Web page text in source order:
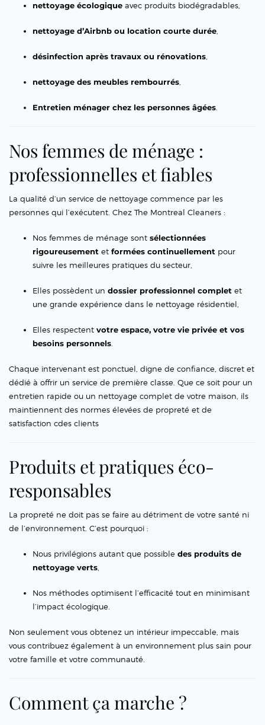
nettoyage écologique avec produits biodégradables,
nettoyage d’Airbnb ou location courte durée,
désinfection après travaux ou rénovations,
nettoyage des meubles rembourrés,
Entretien ménager chez les personnes âgées.
Nos femmes de ménage :
professionnelles et fiables
La qualité d’un service de nettoyage commence par les
personnes qui l’exécutent. Chez The Montreal Cleaners :
Nos femmes de ménage sont sélectionnées
rigoureusement et formées continuellement pour
suivre les meilleures pratiques du secteur,
Elles possèdent un dossier professionnel complet et
une grande expérience dans le nettoyage résidentiel,
Elles respectent votre espace, votre vie privée et vos
besoins personnels.
Chaque intervenant est ponctuel, digne de confiance, discret et
dédié à offrir un service de première classe. Que ce soit pour un
entretien rapide ou un nettoyage complet de votre maison, ils
maintiennent des normes élevées de propreté et de
satisfaction cdes clients
Produits et pratiques éco-
responsables
La propreté ne doit pas se faire au détriment de votre santé ni
de l’environnement. C’est pourquoi :
Nous privilégions autant que possible des produits de
nettoyage verts,
Nos méthodes optimisent l’efficacité tout en minimisant
l’impact écologique.
Non seulement vous obtenez un intérieur impeccable, mais
vous contribuez également à un environnement plus sain pour
votre famille et votre communauté.
Comment ça marche ?